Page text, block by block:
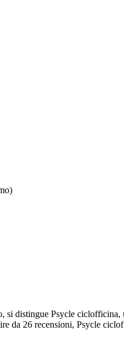
distingue Psycle
da 26 recensioni, Psycle